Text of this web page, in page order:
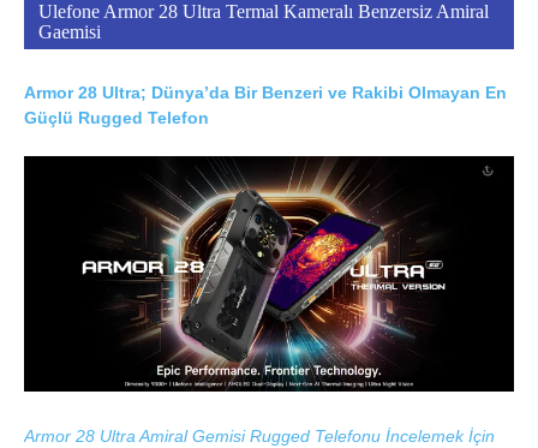
Ulefone Armor 28 Ultra Termal Kameralı Benzersiz Amiral
Gaemisi
Armor 28 Ultra; Dünya’da Bir Benzeri ve Rakibi Olmayan En
Güçlü Rugged Telefon
Armor 28 Ultra Amiral Gemisi Rugged Telefonu İncelemek İçin